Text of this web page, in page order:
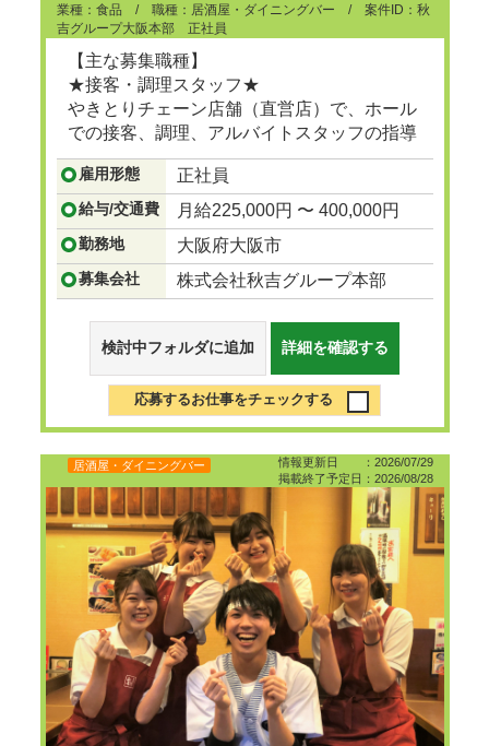
業種：食品 / 職種：居酒屋・ダイニングバー / 案件ID：秋
吉グループ大阪本部 正社員
【主な募集職種】
★接客・調理スタッフ★
やきとりチェーン店舗（直営店）で、ホール
での接客、調理、アルバイトスタッフの指導
等。
...つづきを見る
雇用形態 正社員
給与/交通費 月給225,000円 〜 400,000円
勤務地 大阪府大阪市
募集会社 株式会社秋吉グループ本部
検討中フォルダに追加 詳細を確認する
応募するお仕事をチェックする
情報更新日 ：2026/07/29
掲載終了予定日：2026/08/28
居酒屋・ダイニングバー